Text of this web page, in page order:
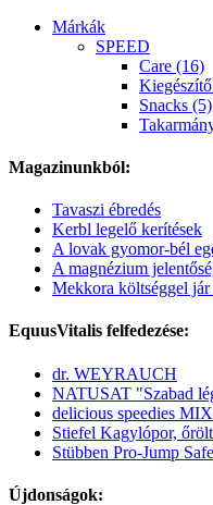
Márkák
SPEED
Care (16)
Snacks (5)
Magazinunkból:
Tavaszi ébredés
Kerbl legelő kerítések
A lovak gyomor-bél
A magnézium
Mekkora költséggel
EquusVitalis felfedezése:
dr. WEYRAUCH
NATUSAT "Szabad
delicious speedies
Stiefel Kagylópor, őrölt
Stübben Pro-Jump
Újdonságok: